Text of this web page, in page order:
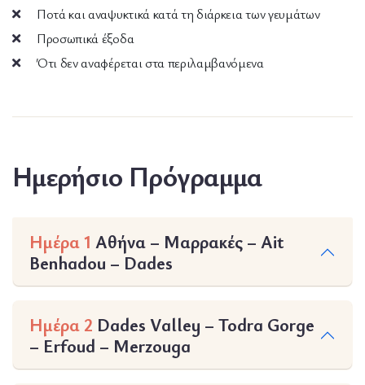
Ποτά και αναψυκτικά κατά τη διάρκεια των γευμάτων
Προσωπικά έξοδα
Ότι δεν αναφέρεται στα περιλαμβανόμενα
Ημερήσιο Πρόγραμμα
Ημέρα 1 Αθήνα – Μαρρακές – Ait
Benhadou – Dades
Ημέρα 2 Dades Valley – Todra Gorge
– Erfoud – Merzouga